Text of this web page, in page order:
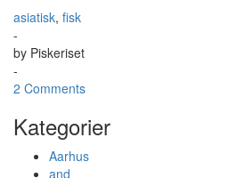
asiatisk, fisk
-
by Piskeriset
-
2 Comments
Kategorier
Aarhus
and